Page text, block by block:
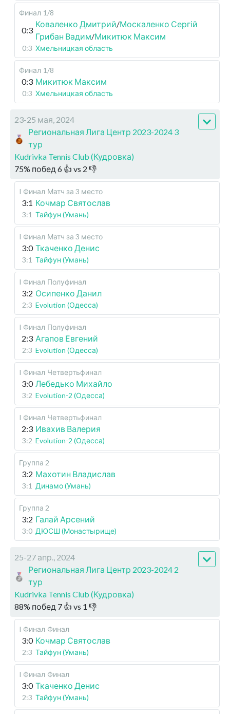
Финал 1/8
0:3
Коваленко Дмитрий/Москаленко Сергій
Грибан Вадим/Микитюк Максим
0:3 Хмельницкая область
Финал 1/8
0:3 Микитюк Максим
0:3 Хмельницкая область
23-25 мая, 2024
Региональная Лига Центр 2023-2024 3
тур
Kudrivka Tennis Club (Кудровка)
75% побед 6 👍 vs 2 👎
I Финал Матч за 3 место
3:1 Кочмар Святослав
3:1 Тайфун (Умань)
I Финал Матч за 3 место
3:0 Ткаченко Денис
3:1 Тайфун (Умань)
I Финал Полуфинал
3:2 Осипенко Данил
2:3 Evolution (Одесса)
I Финал Полуфинал
2:3 Агапов Евгений
2:3 Evolution (Одесса)
I Финал Четвертьфинал
3:0 Лебедько Михайло
3:2 Evolution-2 (Одесса)
I Финал Четвертьфинал
2:3 Ивахив Валерия
3:2 Evolution-2 (Одесса)
Группа 2
3:2 Махотин Владислав
3:1 Динамо (Умань)
Группа 2
3:2 Галай Арсений
3:0 ДЮСШ (Монастырище)
25-27 апр., 2024
Региональная Лига Центр 2023-2024 2
тур
Kudrivka Tennis Club (Кудровка)
88% побед 7 👍 vs 1 👎
I Финал Финал
3:0 Кочмар Святослав
2:3 Тайфун (Умань)
I Финал Финал
3:0 Ткаченко Денис
2:3 Тайфун (Умань)